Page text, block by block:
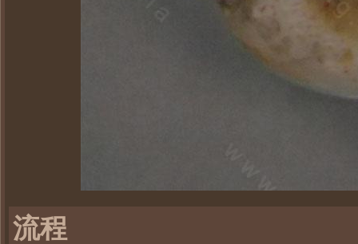
流程